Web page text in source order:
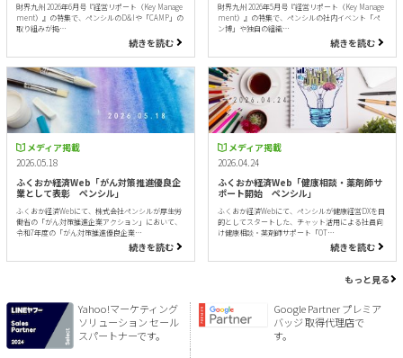
財界九州 2026年6月号『経営リポート（Key Manage
ment）』の特集で、ペンシルのD&Iや「CAMP」の
取り組みが掲…
続きを読む
財界九州 2026年5月号『経営リポート（Key Manage
ment）』の特集で、ペンシルの社内イベント「ペ
ン博」や独自の組織…
続きを読む
メディア掲載
2026.05.18
ふくおか経済Web「がん対策推進優良企
業として表彰 ペンシル」
ふくおか経済Webにて、株式会社ペンシルが厚生労
働省の「がん対策推進企業アクション」において、
令和7年度の「がん対策推進優良企業…
続きを読む
メディア掲載
2026.04.24
ふくおか経済Web「健康相談・薬剤師サ
ポート開始 ペンシル」
ふくおか経済Webにて、ペンシルが健康経営DXを目
的としてスタートした、チャット活用による社員向
け健康相談・薬剤師サポート「OT…
続きを読む
もっと見る
Yahoo!マーケティング
ソリューション セール
スパートナーです。
Google Partner プレミア
バッジ 取得代理店で
す。